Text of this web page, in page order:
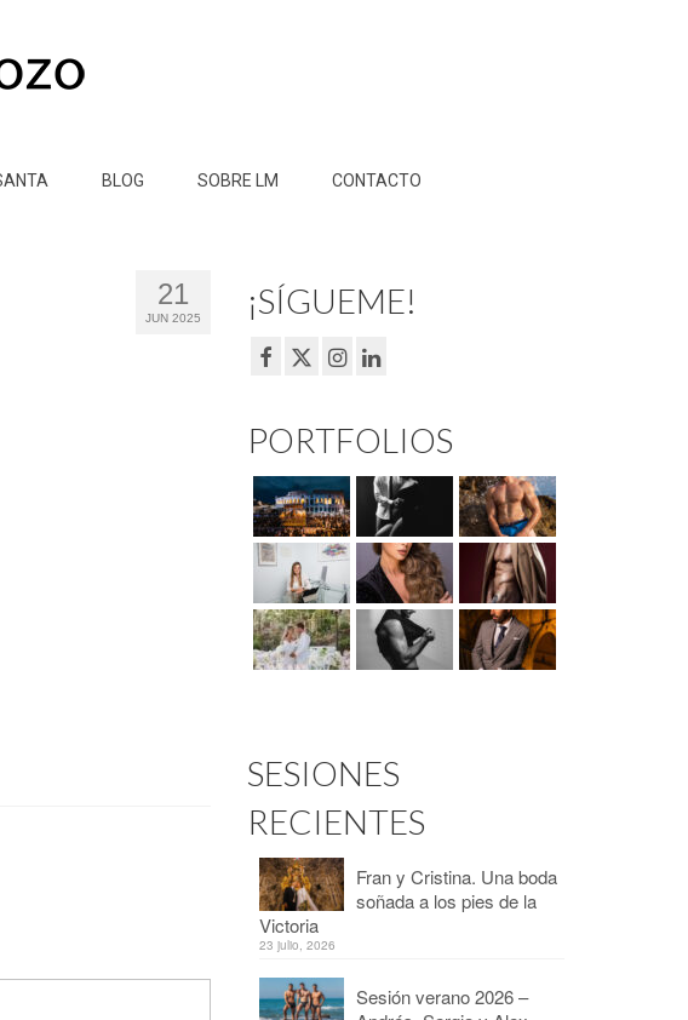
BLOG SOBRE LM CONTACTO
21
JUN 2025 ¡SÍGUEME!
PORTFOLIOS
SESIONES
RECIENTES
Fran y Cristina. Una boda
soñada a los pies de la
Victoria
23 julio, 2026
Sesión verano 2026 –